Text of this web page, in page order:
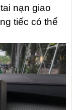
nạn giao
tiếc có thể